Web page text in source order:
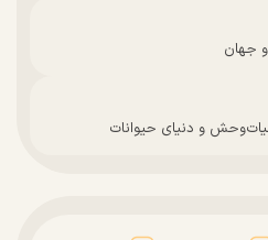
و جهان
و دنیای حیوانات